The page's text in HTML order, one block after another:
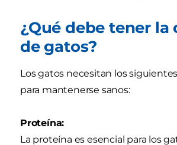
¿Qué debe tener la
de gatos?
Los gatos necesitan los
para mantenerse sanos:
Proteína:
La proteína es esencial para los